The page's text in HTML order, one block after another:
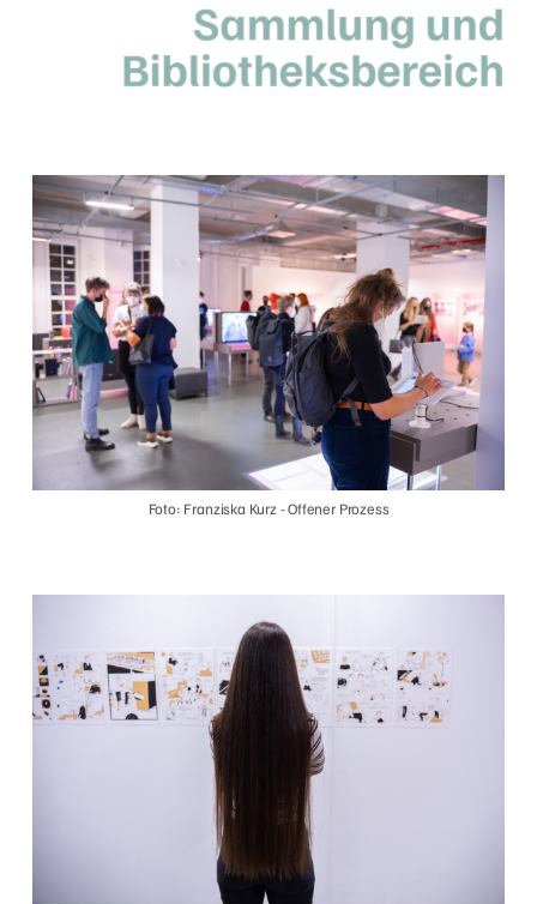
Foto: Franziska Kurz - Offener Prozess